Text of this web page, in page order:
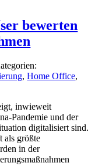
bewerten
,Home Office,
inwieweit
Pandemie und der
digitalisiert sind.
als größte
in der